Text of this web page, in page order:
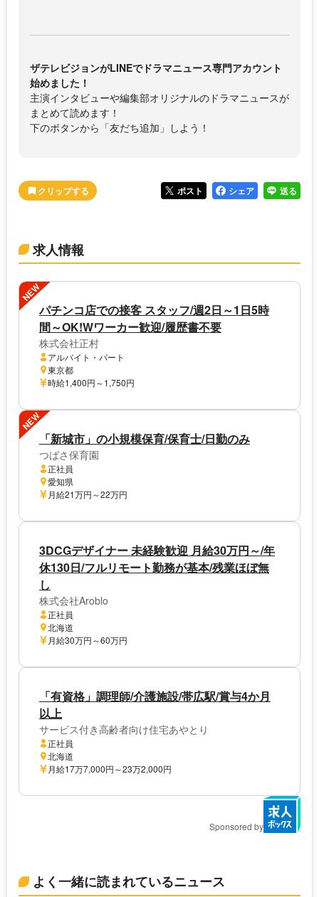
ザテレビジョンがLINEでドラマニュース専門アカウント
始めました！
主演インタビューや編集部オリジナルのドラマニュースが
まとめて読めます！
下のボタンから「友だち追加」しよう！
ポスト シェア 送る
求人情報
NEW
パチンコ店での接客 スタッフ/週2日～1日5時
間～OK!Wワーカー歓迎/履歴書不要
株式会社正村
アルバイト・パート
東京都
時給1,400円～1,750円
NEW
「新城市」の小規模保育/保育士/日勤のみ
つばさ保育園
正社員
愛知県
月給21万円～22万円
3DCGデザイナー 未経験歓迎 月給30万円～/年
休130日/フルリモート勤務が基本/残業ほぼ無
し
株式会社Aroblo
正社員
北海道
月給30万円～60万円
「有資格」調理師/介護施設/帯広駅/賞与4か月
以上
サービス付き高齢者向け住宅あやとり
正社員
北海道
月給17万7,000円～23万2,000円
Sponsored by
よく一緒に読まれているニュース